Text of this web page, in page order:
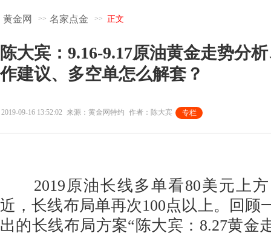
黄金网 >> 名家点金 >> 正文
陈大宾：9.16-9.17原油黄金走势分
作建议、多空单怎么解套？
2019-09-16 13:52:02 来源：黄金网特约 作者：陈大宾 专栏
2019原油长线多单看80美元上方
近，长线布局单再次100点以上。回顾
出的长线布局方案“陈大宾：8.27黄金